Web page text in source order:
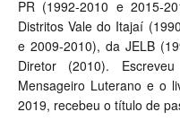
PR (1992-2010 e 2015-
Distritos Vale do Itajaí
e 2009-2010), da JELB
Diretor (2010).
Mensageiro Luterano e o
2019, recebeu o título de